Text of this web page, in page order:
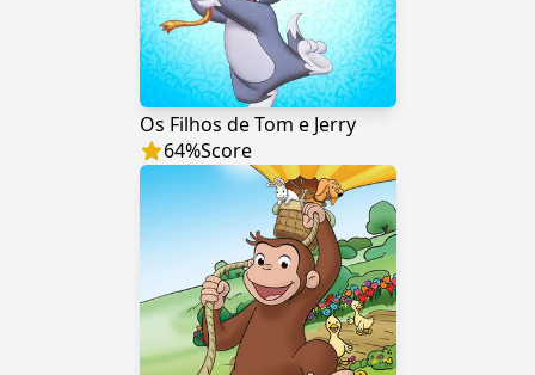
Os Filhos de Tom e Jerry
64%Score